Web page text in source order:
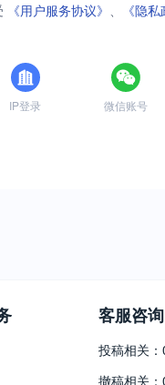
《用户服务协议》 、 《隐私
IP登录 微信账号
客服咨询
投稿相关
撤稿相关